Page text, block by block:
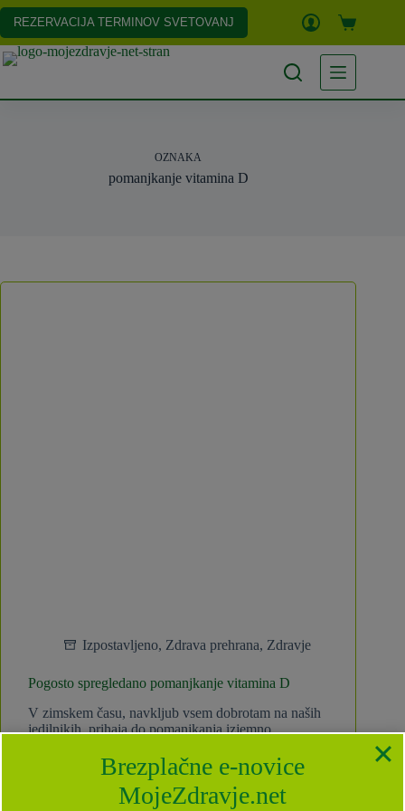
Skip
content
REZERVACIJA TERMINOV SVETOVANJ
Shopping
cart
OZNAKA
pomanjkanje vitamina D
Izpostavljeno, Zdrava prehrana, Zdravje
Pogosto spregledano pomanjkanje vitamina D
V zimskem času, navkljub vsem dobrotam na naših
jedilnikih, prihaja do pomanjkanja izjemno
maščobi topni hormon, ki se v večini (80 – 90 %)
tvori v našem telesu in na raven katerega le…
Anja Pristavec
Brezplačne e-novice
MojeZdravje.net